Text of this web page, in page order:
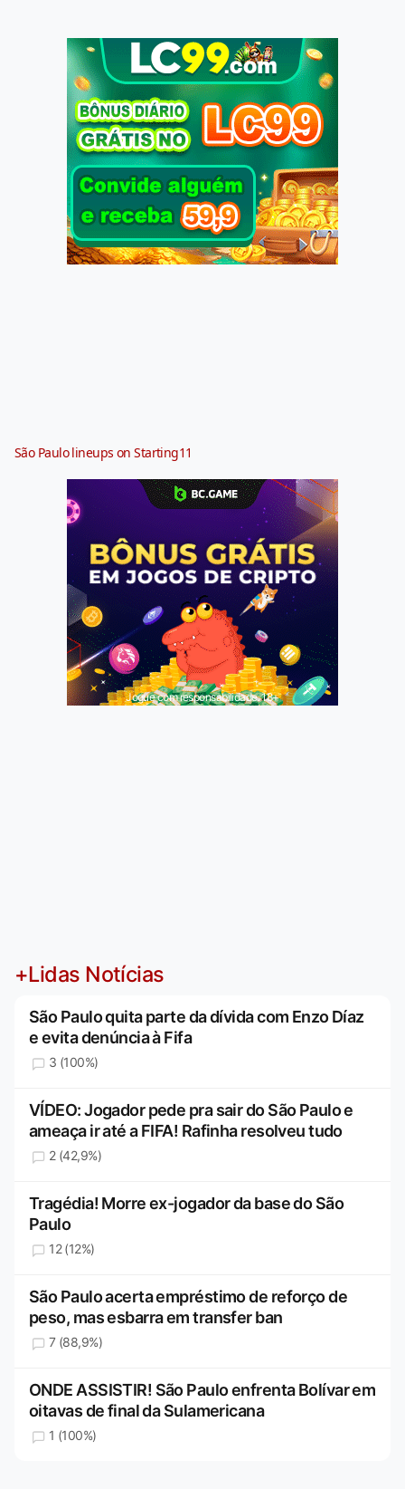
São Paulo lineups on Starting11
Jogue com responsabilidade. 18+
+Lidas Notícias
São Paulo quita parte da dívida com Enzo Díaz
e evita denúncia à Fifa
3 (100%)
VÍDEO: Jogador pede pra sair do São Paulo e
ameaça ir até a FIFA! Rafinha resolveu tudo
2 (42,9%)
Tragédia! Morre ex-jogador da base do São
Paulo
12 (12%)
São Paulo acerta empréstimo de reforço de
peso, mas esbarra em transfer ban
7 (88,9%)
ONDE ASSISTIR! São Paulo enfrenta Bolívar em
oitavas de final da Sulamericana
1 (100%)